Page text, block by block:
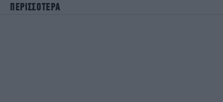
ΠΕΡΙΣΣΟΤΕΡΑ